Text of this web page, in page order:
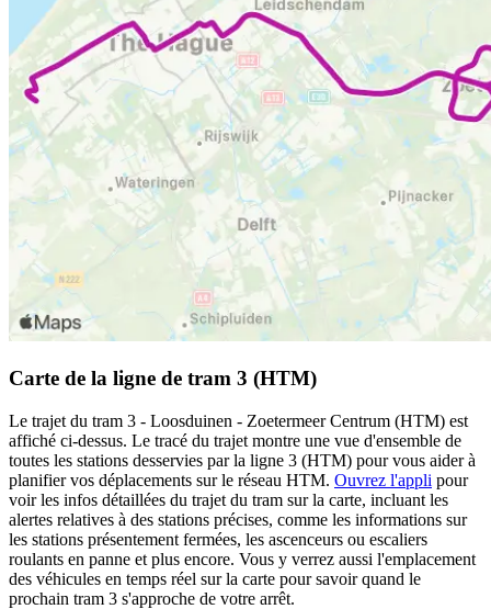
Carte de la ligne de tram 3 (HTM)
Le trajet du tram 3 - Loosduinen - Zoetermeer Centrum (HTM) est
affiché ci-dessus. Le tracé du trajet montre une vue d'ensemble de
toutes les stations desservies par la ligne 3 (HTM) pour vous aider à
planifier vos déplacements sur le réseau HTM. Ouvrez l'appli pour
voir les infos détaillées du trajet du tram sur la carte, incluant les
alertes relatives à des stations précises, comme les informations sur
les stations présentement fermées, les ascenceurs ou escaliers
roulants en panne et plus encore. Vous y verrez aussi l'emplacement
des véhicules en temps réel sur la carte pour savoir quand le
prochain tram 3 s'approche de votre arrêt.